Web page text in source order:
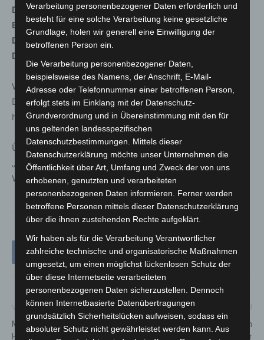
Die allgemeinen Öffnungszeiten des Kunstkreises für
Einzelbesucher ohne vorherige Anmeldung sind:
Dienstag, Mittwoch, Freitag, Samstag 10-13 Uhr, sowie
Donnerstag 16-19 Uhr und Sonntag 11-14 Uhr.
Weitere Informationen zu den
Demokratieschutzgesprächen gibt es
hier:http://republikpolizei.de/archive/6332
Über die Ausstellungseröffnung der Wanderausstellung
„Freunde. Helfer, Straßenkämpfer. Die Polizei in der
Weimarer Republik“ wurde auchhierberichtet.
Vorheriger Artikel
Mit Respekt! – Polizei
Hildesheim beteiligt sich an
Zwei Leichtverletzte nach
Verfolgungsfahrt auf der
Verarbeitung personenbezogener Daten erforderlich und
besteht für eine solche Verarbeitung keine gesetzliche
Grundlage, holen wir generell eine Einwilligung der
betroffenen Person ein.
Die Verarbeitung personenbezogener Daten,
beispielsweise des Namens, der Anschrift, E-Mail-
Adresse oder Telefonnummer einer betroffenen Person,
erfolgt stets im Einklang mit der Datenschutz-
Grundverordnung und in Übereinstimmung mit den für
uns geltenden landesspezifischen
Datenschutzbestimmungen. Mittels dieser
Datenschutzerklärung möchte unser Unternehmen die
Öffentlichkeit über Art, Umfang und Zweck der von uns
erhobenen, genutzten und verarbeiteten
personenbezogenen Daten informieren. Ferner werden
betroffene Personen mittels dieser Datenschutzerklärung
über die ihnen zustehenden Rechte aufgeklärt.
Wir haben als für die Verarbeitung Verantwortlicher
zahlreiche technische und organisatorische Maßnahmen
umgesetzt, um einen möglichst lückenlosen Schutz der
über diese Internetseite verarbeiteten
personenbezogenen Daten sicherzustellen. Dennoch
können Internetbasierte Datenübertragungen
grundsätzlich Sicherheitslücken aufweisen, sodass ein
absoluter Schutz nicht gewährleistet werden kann. Aus